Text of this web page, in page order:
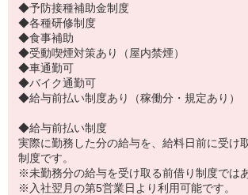
◆予防接種補助金制度
◆各種研修制度
◆食事補助
◆受動喫煙対策あり（屋内禁煙）
◆車通勤可
◆バイク通勤可
◆給与前払い制度あり（稼働分・規定あり）
◆給与前払い制度
実際に勤務した分の給与を、給料日前に受け
制度です。
※未勤務分の給与を受け取る前借り制度では
※入社翌月の第5営業日より利用可能です。